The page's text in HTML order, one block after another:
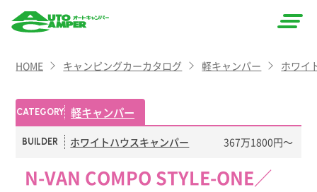
CAMPER
（オート
キャン
パー）
HOME キャンピングカーカタログ 軽キャンパー ホワイ
CATEGORY 軽キャンパー
BUILDER ホワイトハウスキャンパー 367万1800円〜
N-VAN COMPO STYLE-ONE／